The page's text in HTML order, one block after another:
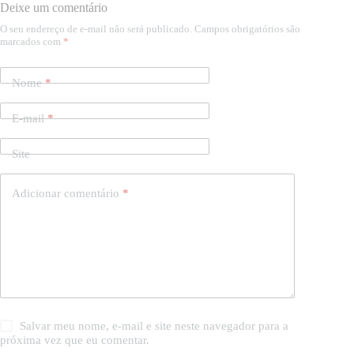
Deixe um comentário
O seu endereço de e-mail não será publicado. Campos obrigatórios são
marcados com *
Nome*
E-mail*
Site
Adicionar comentário *
Salvar meu nome, e-mail e site neste navegador para a
próxima vez que eu comentar.